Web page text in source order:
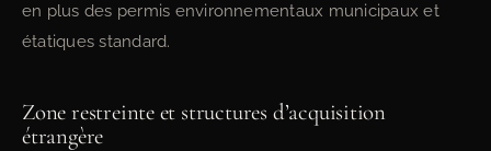
en plus des permis environnementaux municipaux et
étatiques standard.
Zone restreinte et structures d’acquisition
étrangère